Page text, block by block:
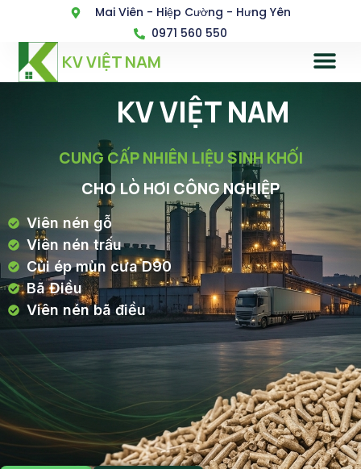
Mai Viên - Hiệp Cường - Hưng Yên
0971 560 550
KV VIỆT NAM
KV VIỆT NAM
CUNG CẤP NHIÊN LIỆU SINH KHỐI
CHO LÒ HƠI CÔNG NGHIỆP
Viên nén gỗ
Viên nén trấu
Củi ép mùn cưa D90
Bã Điều
Viên nén bã điều